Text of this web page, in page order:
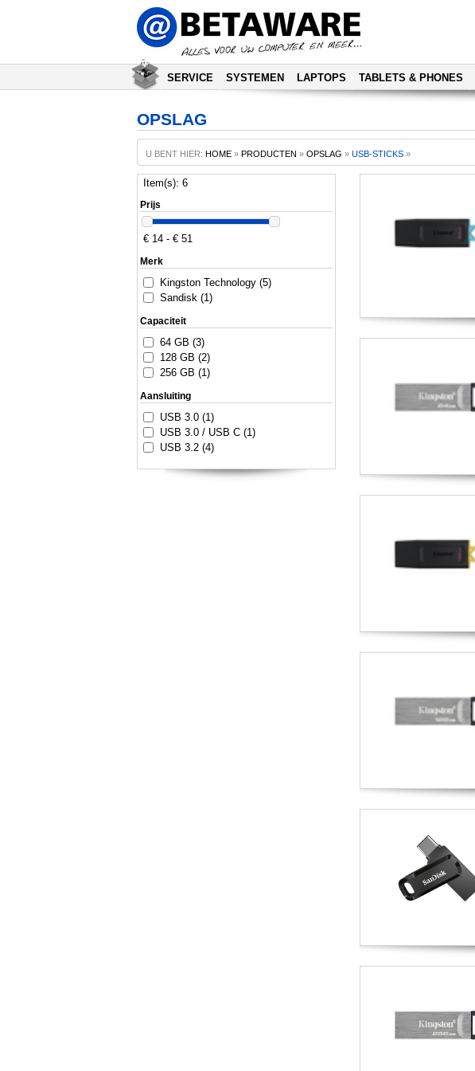
SERVICE SYSTEMEN LAPTOPS TABLETS & PHONES
OPSLAG
U BENT HIER: HOME » PRODUCTEN » OPSLAG » USB-STICKS »
Item(s): 6
Prijs
€ 14 - € 51
Merk
Kingston Technology (5)
Sandisk (1)
Capaciteit
64 GB (3)
128 GB (2)
256 GB (1)
Aansluiting
USB 3.0 (1)
USB 3.0 / USB C (1)
USB 3.2 (4)